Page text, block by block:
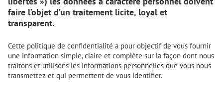
faire l’objet d’un traitement licite, loyal et
transparent.
Cette politique de confidentialité a pour objectif de vous fournir
une information simple, claire et complète sur la façon dont nous
traitons et utilisons les informations personnelles que vous nous
transmettez et qui permettent de vous identifier.